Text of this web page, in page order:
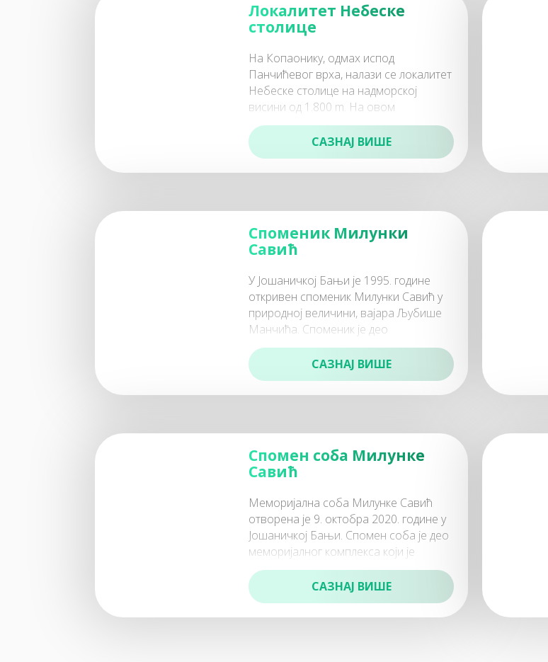
Локалитет Небеске
столице
На Копаонику, одмах испод
Панчићевог врха, налази се локалитет
Небеске столице на надморској
висини од 1.800 m. На овом
локалитету, коме је име дао војвода
Живојин Мишић, налазе се
САЗНАЈ ВИШЕ
Споменик Милунки
Савић
У Јошаничкој Бањи је 1995. године
откривен споменик Милунки Савић у
природној величини, вајара Љубише
Манчића. Споменик је део
меморијалног комплекса чија је
санација завршена 2019
САЗНАЈ ВИШЕ
Спомен соба Милунке
Савић
Меморијална соба Милунке Савић
отворена je 9. октобра 2020. године у
Јошаничкој Бањи. Спомен соба је део
меморијалног комплекса који је
подигнут 1995. године у оквиру кога се
налаз
САЗНАЈ ВИШЕ